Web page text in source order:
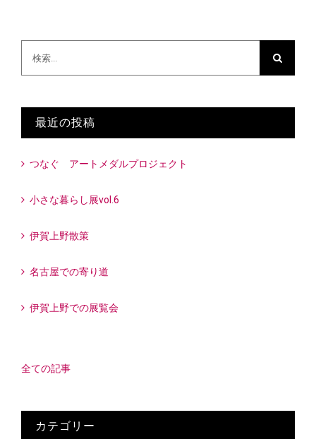
最近の投稿
つなぐ アートメダルプロジェクト
小さな暮らし展vol.6
伊賀上野散策
名古屋での寄り道
伊賀上野での展覧会
全ての記事
カテゴリー